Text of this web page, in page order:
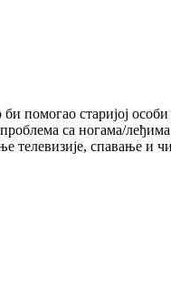
старијој особи
са ногама/
телевизије, спавање